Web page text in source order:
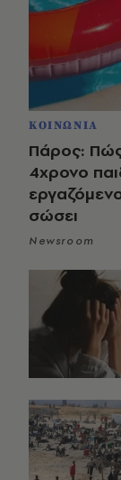
ΚΟΙΝΩΝΙΑ
Πάρος:
4χρονο
σώσει
Newsroom